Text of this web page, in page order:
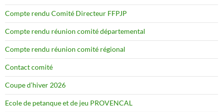
Compte rendu Comité Directeur FFPJP
Compte rendu réunion comité départemental
Compte rendu réunion comité régional
Contact comité
Coupe d’hiver 2026
Ecole de petanque et de jeu PROVENCAL